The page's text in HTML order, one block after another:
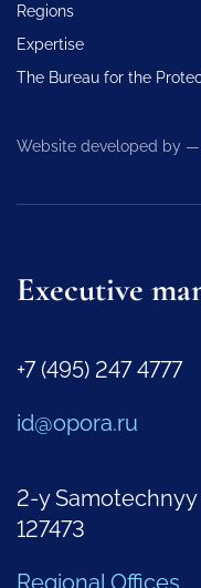
Regions
Expertise
The Bureau for the
Website developed by —
Executive
+7 (495) 247 4777
id@opora.ru
2-y
127473
Regional Offices